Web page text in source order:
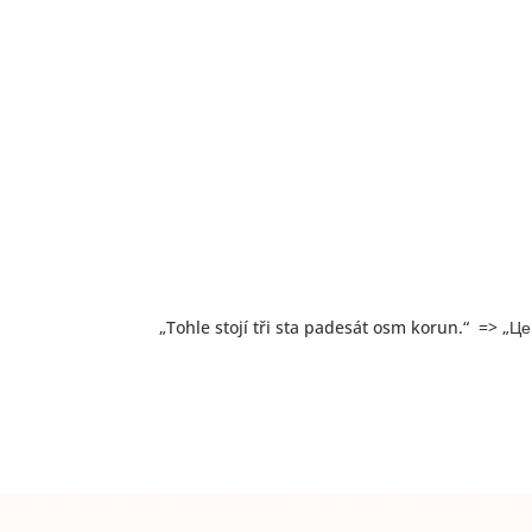
„Tohle stojí tři sta padesát osm korun.“ => „Це